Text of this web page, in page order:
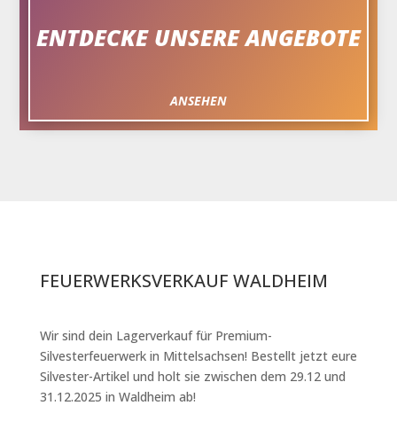
ENTDECKE UNSERE ANGEBOTE
ANSEHEN
FEUERWERKSVERKAUF WALDHEIM
Wir sind dein Lagerverkauf für Premium-
Silvesterfeuerwerk in Mittelsachsen! Bestellt jetzt eure
Silvester-Artikel und holt sie zwischen dem 29.12 und
31.12.2025 in Waldheim ab!